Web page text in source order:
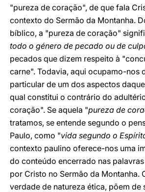
"pureza de coração", de que fala
contexto do Sermão da Montanha.
bíblico, a "pureza de coração"
todo o género de pecado ou de
pecados que dizem respeito à
carne". Todavia, aqui ocupamo-nos
particular de um dos aspectos
qual constitui o contrário do
coração". Se aquela "pureza de
tratamos, se entende segundo o
Paulo, como "vida segundo o
contexto paulino oferece-nos uma
do conteúdo encerrado nas
por Cristo no Sermão da Montanha.
verdade de natureza ética, põem de